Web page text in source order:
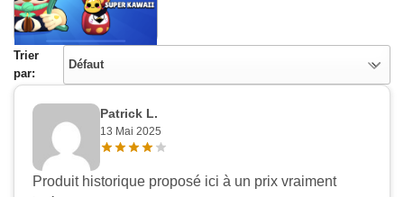
Trier
par:
Défaut
Patrick L.
13 Mai 2025
Produit historique proposé ici à un prix vraiment
Appliquer les filtres